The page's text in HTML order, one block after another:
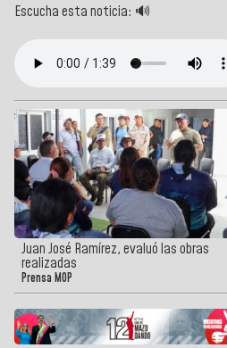
Escucha esta noticia: 🔊
Juan José Ramírez, evaluó las obras
realizadas
Prensa MOP